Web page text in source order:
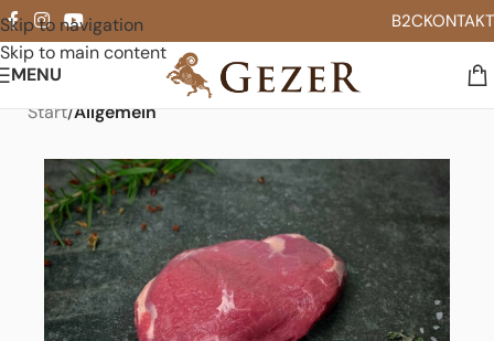
Skip to navigation
Skip to main content
B2CKONTAKT
MENU
Start Allgemein